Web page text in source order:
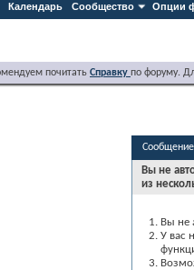
Календарь Сообщество Опции
почитать Справку по форуму.
Вы не
из
Вы не
У вас